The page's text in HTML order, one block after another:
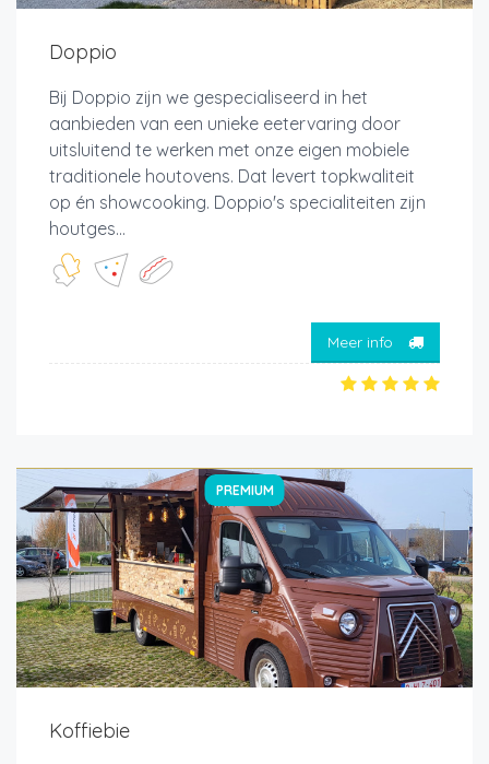
Doppio
Bij Doppio zijn we gespecialiseerd in het
aanbieden van een unieke eetervaring door
uitsluitend te werken met onze eigen mobiele
traditionele houtovens. Dat levert topkwaliteit
op én showcooking. Doppio's specialiteiten zijn
houtges...
Meer info
PREMIUM
Koffiebie